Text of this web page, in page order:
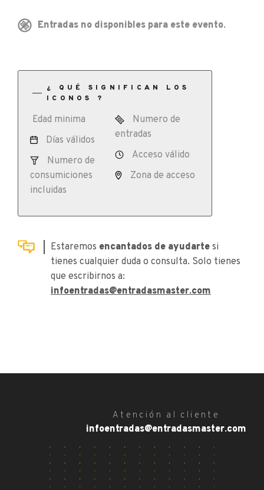
Entradas no disponibles para este evento.
¿ QUÉ SIGNIFICAN LOS
ICONOS ?
Edad minima
Días válidos
Numero de
consumiciones
incluidas
Numero de
entradas
Acceso válido
Zona de acceso
Estaremos encantados de ayudarte si
tienes cualquier duda o consulta. Solo tienes
que escribirnos a:
infoentradas@entradasmaster.com
Atención al cliente
infoentradas@entradasmaster.com